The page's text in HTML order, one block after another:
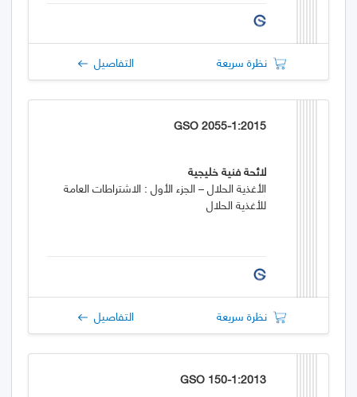
نظرة سريعة التفاصيل
GSO 2055-1:2015
لائحة فنية خليجية
الأغذية الحلال – الجزء الأول : الاشتراطات العامة
للأغذية الحلال
نظرة سريعة التفاصيل
GSO 150-1:2013